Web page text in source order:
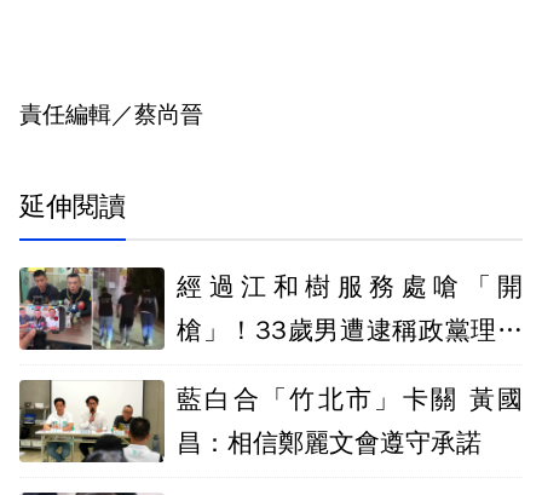
責任編輯／蔡尚晉
延伸閱讀
經過江和樹服務處嗆「開
槍」！33歲男遭逮稱政黨理念
藍白合「竹北市」卡關 黃國
昌：相信鄭麗文會遵守承諾